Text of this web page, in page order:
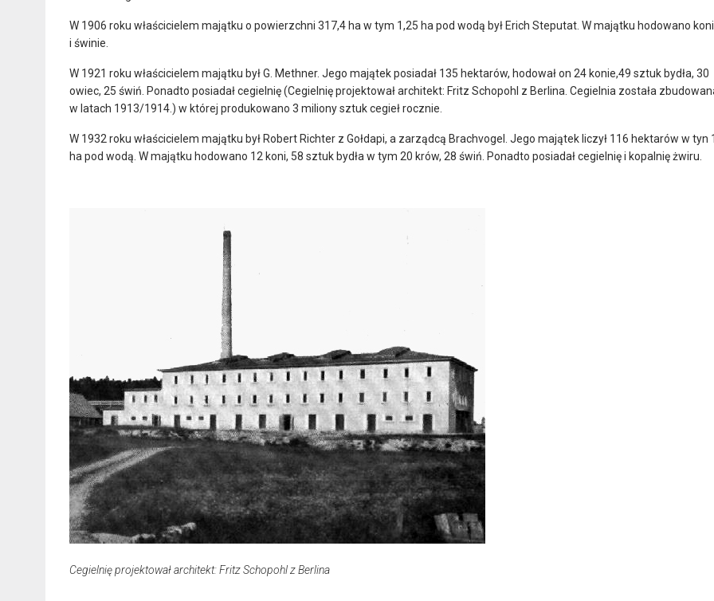
W 1906 roku właścicielem majątku o powierzchni 317,4 ha w tym 1,25 ha pod wodą był Erich Steputat. W majątku hodowano
i świnie.
W 1921 roku właścicielem majątku był G. Methner. Jego majątek posiadał 135 hektarów, hodował on 24 konie,49 sztuk bydła, 30
owiec, 25 świń. Ponadto posiadał cegielnię (Cegielnię projektował architekt: Fritz Schopohl z Berlina. Cegielnia została
w latach 1913/1914.) w której produkowano 3 miliony sztuk cegieł rocznie.
W 1932 roku właścicielem majątku był Robert Richter z Gołdapi, a zarządcą Brachvogel. Jego majątek liczył 116 hektarów w tyn
ha pod wodą. W majątku hodowano 12 koni, 58 sztuk bydła w tym 20 krów, 28 świń. Ponadto posiadał cegielnię i kopalnię żwiru.
Cegielnię projektował architekt: Fritz Schopohl z Berlina